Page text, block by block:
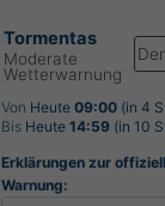
Tormentas
Moderate
Wetterwarnung
Von Heute 09:00 (in 4
Bis Heute 14:59 (in 10
Erklärungen zur
Warnung: